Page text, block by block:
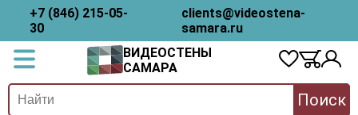
+7 (846) 215-05-
30
clients@videostena-
samara.ru
ВИДЕОСТЕНЫ
САМАРА
Поиск